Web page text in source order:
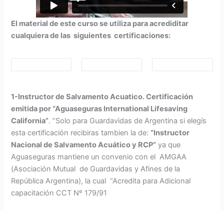
El material de este curso se utiliza para acrediditar
cualquiera de las siguientes certificaciones:
1-Instructor de Salvamento Acuatico. Certificación
emitida por “Aguaseguras International Lifesaving
California”. ”Solo para Guardavidas de Argentina si elegís
esta certificación recibiras tambien la de: “Instructor
Nacional de Salvamento Acuático y RCP” ya que
Aguaseguras mantiene un convenio con el AMGAA
(Asociación Mutual de Guardavidas y Afines de la
República Argentina), la cual “Acredita para Adicional
capacitación CCT Nº 179/91